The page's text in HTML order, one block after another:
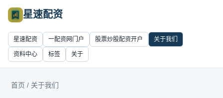
星速配资
星速配资 一配资网门户 股票炒股配资开户 关于我们
资料中心 标签 关于
首页 / 关于我们